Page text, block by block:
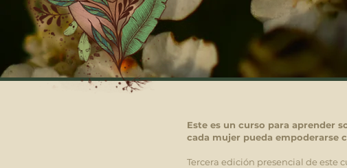
Este es un curso para aprender
cada mujer pueda empoderarse
Tercera edición presencial de este